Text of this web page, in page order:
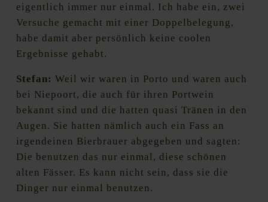
eigentlich immer nur einmal. Ich habe ein, zwei
Versuche gemacht mit einer Doppelbelegung,
habe damit aber persönlich keine coolen
Ergebnisse gehabt.
Stefan: Weil wir waren in Porto und waren auch
bei Niepoort, die auch für ihren Portwein
bekannt sind und die hatten quasi Tränen in den
Augen. Sie hatten nämlich auch ein Fass an
irgendeinen Bierbrauer abgegeben und sagten:
Die benutzen das nur einmal, diese schönen
alten Fässer. Es kann nicht sein, dass sie die
Dinger nur einmal benutzen.